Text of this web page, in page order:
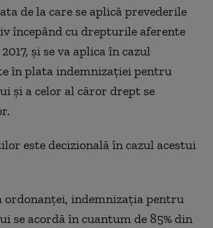
de la care se aplică prevederile
începând cu drepturile aferente
și se va aplica în cazul
în plata indemnizației pentru
și a celor al căror drept se
este decizională în cazul acestui
ordonanței, indemnizația pentru
se acordă în cuantum de 85% din